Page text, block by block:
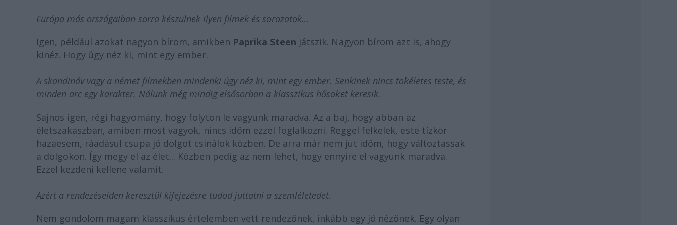
Európa más országaiban sorra készülnek ilyen filmek és sorozatok…
Igen, például azokat nagyon bírom, amikben Paprika Steen játszik. Nagyon bírom azt is, ahogy
kinéz. Hogy úgy néz ki, mint egy ember.
A skandináv vagy a német filmekben mindenki úgy néz ki, mint egy ember. Senkinek nincs tökéletes teste, és
minden arc egy karakter. Nálunk még mindig elsősorban a klasszikus hősöket keresik.
Sajnos igen, régi hagyomány, hogy folyton le vagyunk maradva. Az a baj, hogy abban az
életszakaszban, amiben most vagyok, nincs időm ezzel foglalkozni. Reggel felkelek, este tízkor
hazaesem, ráadásul csupa jó dolgot csinálok közben. De arra már nem jut időm, hogy változtassak
a dolgokon. Így megy el az élet... Közben pedig az nem lehet, hogy ennyire el vagyunk maradva.
Ezzel kezdeni kellene valamit.
Azért a rendezéseiden keresztül kifejezésre tudod juttatni a szemléletedet.
Nem gondolom magam klasszikus értelemben vett rendezőnek, inkább egy jó nézőnek. Egy olyan